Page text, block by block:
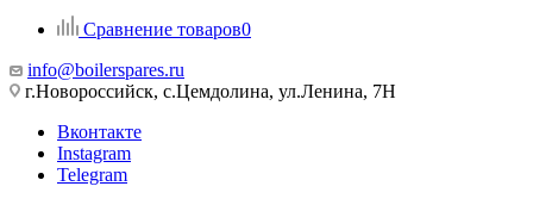
Сравнение товаров0
info@boilerspares.ru
г.Новороссийск, с.Цемдолина, ул.Ленина, 7Н
Вконтакте
Instagram
Telegram